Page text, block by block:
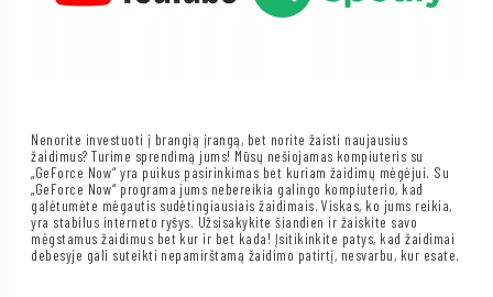
Nenorite investuoti į brangią įrangą, bet norite žaisti naujausius
žaidimus? Turime sprendimą jums! Mūsų nešiojamas kompiuteris su
„GeForce Now“ yra puikus pasirinkimas bet kuriam žaidimų mėgėjui. Su
„GeForce Now“ programa jums nebereikia galingo kompiuterio, kad
galėtumėte mėgautis sudėtingiausiais žaidimais. Viskas, ko jums reikia,
yra stabilus interneto ryšys. Užsisakykite šiandien ir žaiskite savo
mėgstamus žaidimus bet kur ir bet kada! Įsitikinkite patys, kad žaidimai
debesyje gali suteikti nepamirštamą žaidimo patirtį, nesvarbu, kur esate.